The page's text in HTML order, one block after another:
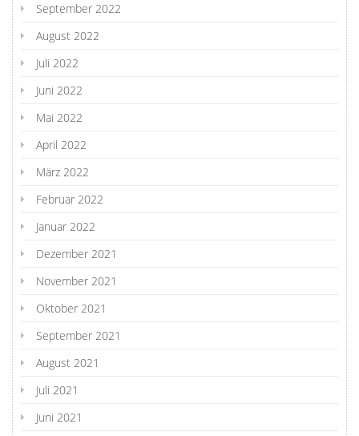
September 2022
August 2022
Juli 2022
Juni 2022
Mai 2022
April 2022
März 2022
Februar 2022
Januar 2022
Dezember 2021
November 2021
Oktober 2021
September 2021
August 2021
Juli 2021
Juni 2021